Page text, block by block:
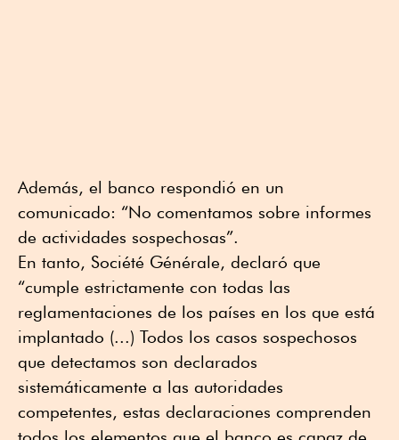
Además, el banco respondió en un
comunicado: “No comentamos sobre informes
de actividades sospechosas”.
En tanto, Société Générale, declaró que
“cumple estrictamente con todas las
reglamentaciones de los países en los que está
implantado (...) Todos los casos sospechosos
que detectamos son declarados
sistemáticamente a las autoridades
competentes, estas declaraciones comprenden